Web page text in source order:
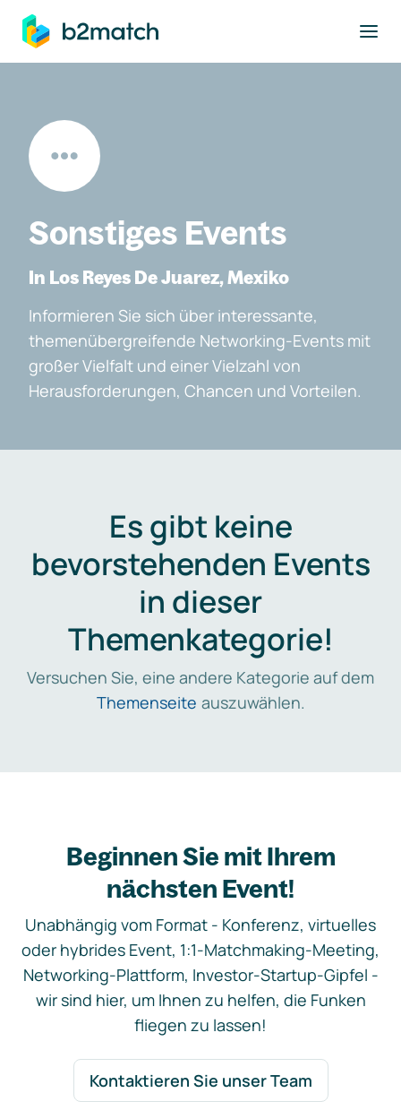
springen
Sonstiges Events
In Los Reyes De Juarez, Mexiko
Informieren Sie sich über interessante,
themenübergreifende Networking-Events mit
großer Vielfalt und einer Vielzahl von
Herausforderungen, Chancen und Vorteilen.
Es gibt keine
bevorstehenden Events
in dieser
Themenkategorie!
Versuchen Sie, eine andere Kategorie auf dem
Themenseite auszuwählen.
Beginnen Sie mit Ihrem
nächsten Event!
Unabhängig vom Format - Konferenz, virtuelles
oder hybrides Event, 1:1-Matchmaking-Meeting,
Networking-Plattform, Investor-Startup-Gipfel -
wir sind hier, um Ihnen zu helfen, die Funken
fliegen zu lassen!
Kontaktieren Sie unser Team